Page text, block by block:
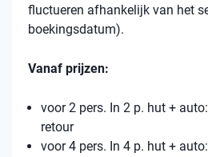
fluctueren afhankelijk van het
boekingsdatum).
Vanaf prijzen:
voor 2 pers. In 2 p. hut +
retour
voor 4 pers. In 4 p. hut +